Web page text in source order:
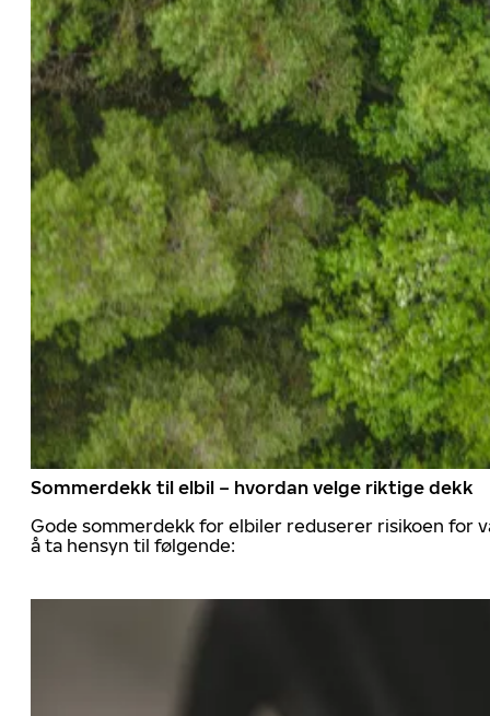
Sommerdekk til elbil – hvordan velge riktige dekk
Gode sommerdekk for elbiler reduserer risikoen for
å ta hensyn til følgende: